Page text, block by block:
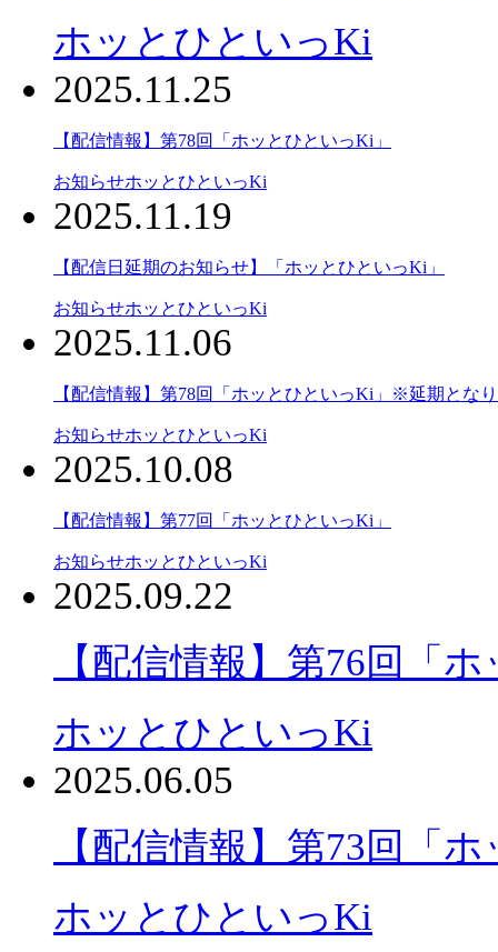
ホッとひといっKi
2025.11.25
【配信情報】第78回「ホッとひといっKi」
お知らせホッとひといっKi
2025.11.19
【配信日延期のお知らせ】「ホッとひといっKi」
お知らせホッとひといっKi
2025.11.06
【配信情報】第78回「ホッとひといっKi」※延期とな
お知らせホッとひといっKi
2025.10.08
【配信情報】第77回「ホッとひといっKi」
お知らせホッとひといっKi
2025.09.22
【配信情報】第76回「
ホッとひといっKi
2025.06.05
【配信情報】第73回「
ホッとひといっKi